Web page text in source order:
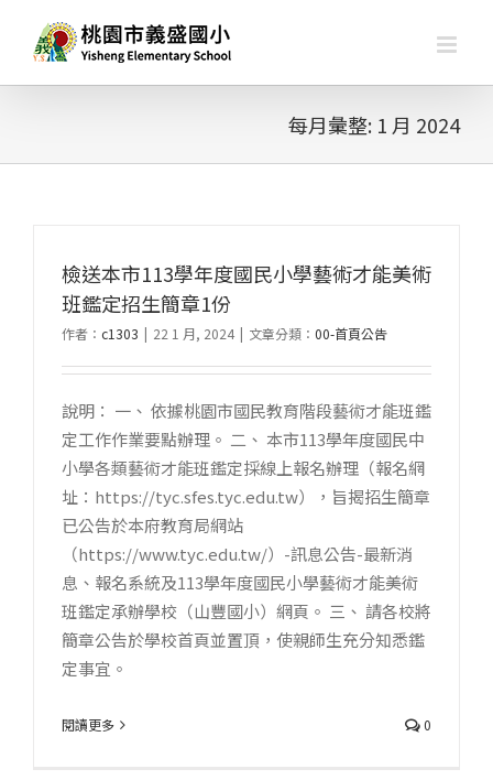
每月彙整: 1 月 2024
檢送本市113學年度國民小學藝術才能美術
班鑑定招生簡章1份
作者： c1303 | 22 1 月, 2024 | 文章分類： 00-首頁公告
說明： 一、 依據桃園市國民教育階段藝術才能班鑑
定工作作業要點辦理。 二、 本市113學年度國民中
小學各類藝術才能班鑑定採線上報名辦理（報名網
址：https://tyc.sfes.tyc.edu.tw），旨揭招生簡章
已公告於本府教育局網站
（https://www.tyc.edu.tw/）-訊息公告-最新消
息、報名系統及113學年度國民小學藝術才能美術
班鑑定承辦學校（山豐國小）網頁。 三、 請各校將
簡章公告於學校首頁並置頂，使親師生充分知悉鑑
定事宜。
閱讀更多 0